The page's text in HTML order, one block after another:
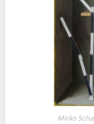
Mirko